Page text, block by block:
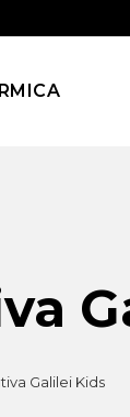
Galilei Kids